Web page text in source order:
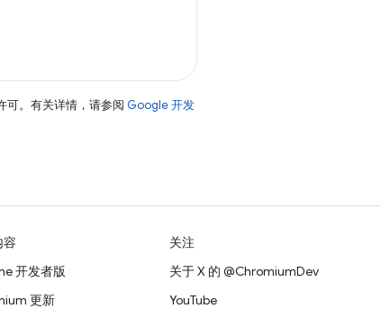
可。有关详情，请参阅 Google 开发
容
开发者版
更新
关注
关于 X 的 @ChromiumDev
YouTube